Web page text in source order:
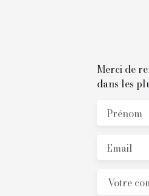
Merci de
dans les
Prénom
Email
Votre